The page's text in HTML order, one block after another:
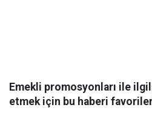
Emekli promosyonları ile
etmek için bu haberi